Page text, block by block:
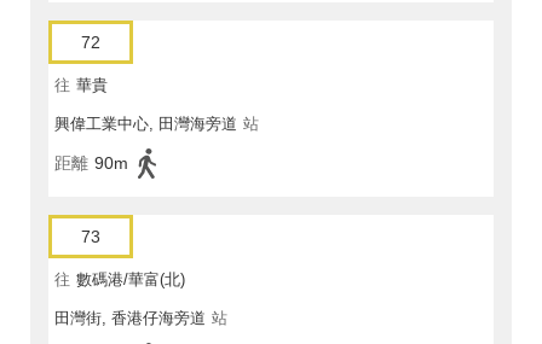
72
往 華貴
興偉工業中心, 田灣海旁道 站
距離 90m
73
往 數碼港/華富(北)
田灣街, 香港仔海旁道 站